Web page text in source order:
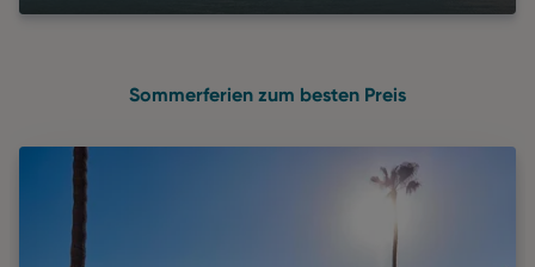
Sommerferien zum besten Preis